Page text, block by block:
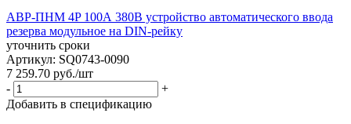
АВР-ПНM 4P 100А 380В устройство автоматического ввода
резерва модульное на DIN-рейку
уточнить сроки
Артикул: SQ0743-0090
7 259.70 руб./шт
-
+
Добавить в спецификацию